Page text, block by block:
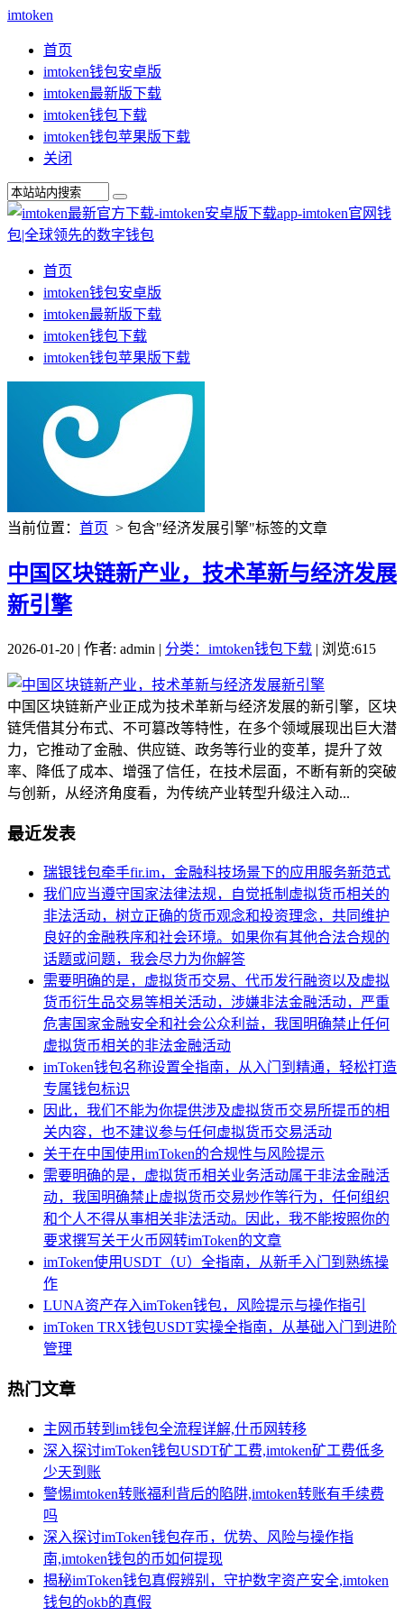
imtoken
首页
imtoken钱包安卓版
imtoken最新版下载
imtoken钱包下载
imtoken钱包苹果版下载
关闭
首页
imtoken钱包安卓版
imtoken最新版下载
imtoken钱包下载
imtoken钱包苹果版下载
当前位置： 首页 > 包含"经济发展引擎"标签的文章
中国区块链新产业，技术革新与经济发展
新引擎
2026-01-20 | 作者: admin | 分类：imtoken钱包下载 | 浏览:615
中国区块链新产业正成为技术革新与经济发展的新引擎，区块
链凭借其分布式、不可篡改等特性，在多个领域展现出巨大潜
力，它推动了金融、供应链、政务等行业的变革，提升了效
率、降低了成本、增强了信任，在技术层面，不断有新的突破
与创新，从经济角度看，为传统产业转型升级注入动...
最近发表
瑞银钱包牵手fir.im，金融科技场景下的应用服务新范式
我们应当遵守国家法律法规，自觉抵制虚拟货币相关的
非法活动，树立正确的货币观念和投资理念，共同维护
良好的金融秩序和社会环境。如果你有其他合法合规的
话题或问题，我会尽力为你解答
需要明确的是，虚拟货币交易、代币发行融资以及虚拟
货币衍生品交易等相关活动，涉嫌非法金融活动，严重
危害国家金融安全和社会公众利益，我国明确禁止任何
虚拟货币相关的非法金融活动
imToken钱包名称设置全指南，从入门到精通，轻松打造
专属钱包标识
因此，我们不能为你提供涉及虚拟货币交易所提币的相
关内容，也不建议参与任何虚拟货币交易活动
关于在中国使用imToken的合规性与风险提示
需要明确的是，虚拟货币相关业务活动属于非法金融活
动，我国明确禁止虚拟货币交易炒作等行为，任何组织
和个人不得从事相关非法活动。因此，我不能按照你的
要求撰写关于火币网转imToken的文章
imToken使用USDT（U）全指南，从新手入门到熟练操
作
LUNA资产存入imToken钱包，风险提示与操作指引
imToken TRX钱包USDT实操全指南，从基础入门到进阶
管理
热门文章
主网币转到im钱包全流程详解,什币网转移
深入探讨imToken钱包USDT矿工费,imtoken矿工费低多
少天到账
警惕imtoken转账福利背后的陷阱,imtoken转账有手续费
吗
深入探讨imToken钱包存币，优势、风险与操作指
南,imtoken钱包的币如何提现
揭秘imToken钱包真假辨别，守护数字资产安全,imtoken
钱包的okb的真假